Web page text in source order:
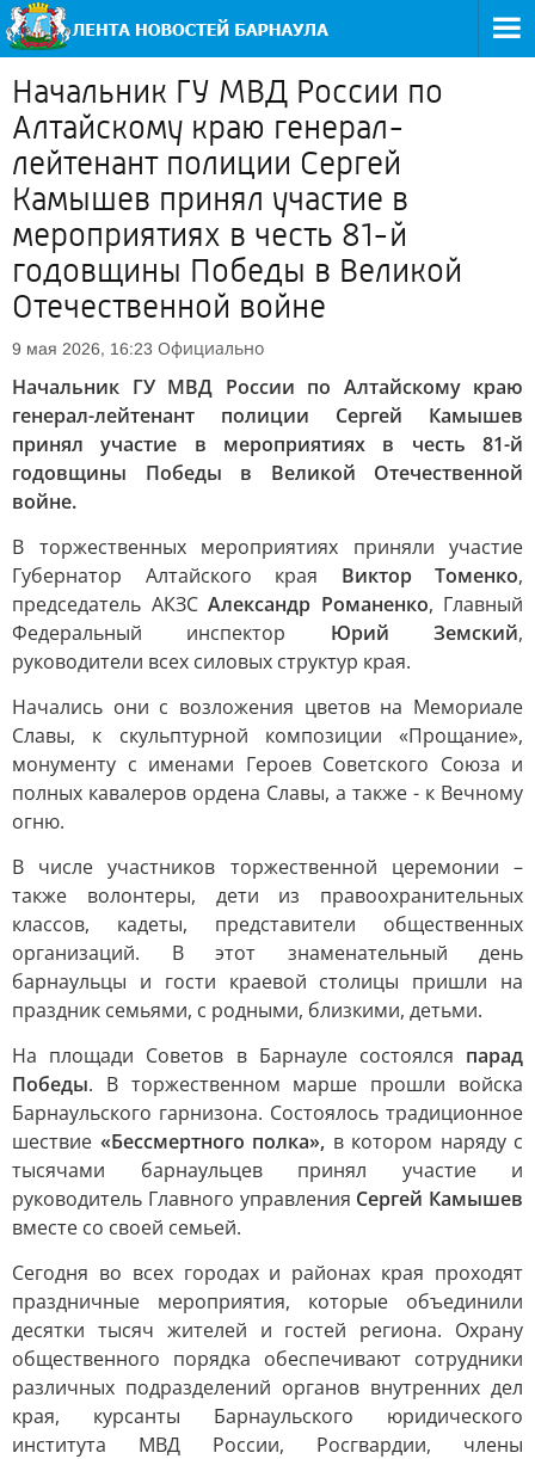
Начальник ГУ МВД России по
Алтайскому краю генерал-
лейтенант полиции Сергей
Камышев принял участие в
мероприятиях в честь 81-й
годовщины Победы в Великой
Отечественной войне
9 мая 2026, 16:23 Официально
Начальник ГУ МВД России по Алтайскому краю
генерал-лейтенант полиции Сергей Камышев
принял участие в мероприятиях в честь 81-й
годовщины Победы в Великой Отечественной
войне.
В торжественных мероприятиях приняли участие
Губернатор Алтайского края Виктор Томенко,
председатель АКЗС Александр Романенко, Главный
Федеральный инспектор Юрий Земский,
руководители всех силовых структур края.
Начались они с возложения цветов на Мемориале
Славы, к скульптурной композиции «Прощание»,
монументу с именами Героев Советского Союза и
полных кавалеров ордена Славы, а также - к Вечному
огню.
В числе участников торжественной церемонии –
также волонтеры, дети из правоохранительных
классов, кадеты, представители общественных
организаций. В этот знаменательный день
барнаульцы и гости краевой столицы пришли на
праздник семьями, с родными, близкими, детьми.
На площади Советов в Барнауле состоялся парад
Победы. В торжественном марше прошли войска
Барнаульского гарнизона. Состоялось традиционное
шествие «Бессмертного полка», в котором наряду с
тысячами барнаульцев принял участие и
руководитель Главного управления Сергей Камышев
вместе со своей семьей.
Сегодня во всех городах и районах края проходят
праздничные мероприятия, которые объединили
десятки тысяч жителей и гостей региона. Охрану
общественного порядка обеспечивают сотрудники
различных подразделений органов внутренних дел
края, курсанты Барнаульского юридического
института МВД России, Росгвардии, члены